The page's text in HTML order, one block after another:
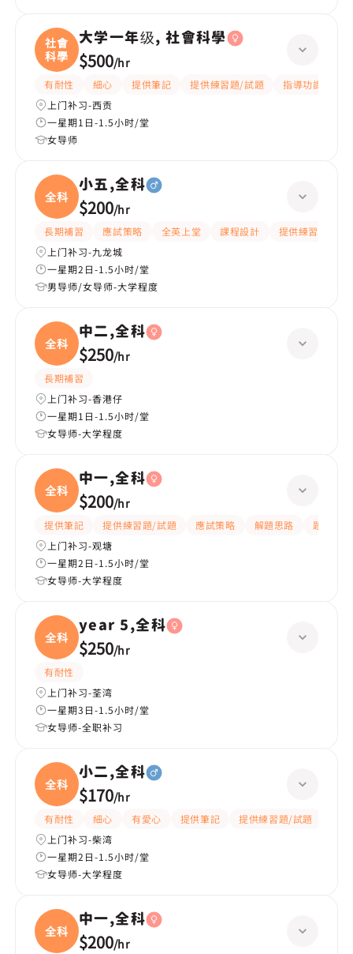
社會
科學
大学一年级, 社會科學
$500/hr
有耐性 細心 提供筆記 提供練習題/試題 指導功課
上门补习-西贡
一星期1日-1.5小时/堂
女导师
全科
小五,全科
$200/hr
長期補習 應試策略 全英上堂 課程設計
提供練習題/試題
上门补习-九龙城
一星期2日-1.5小时/堂
男导师/女导师-大学程度
全科
中二,全科
$250/hr
長期補習
上门补习-香港仔
一星期1日-1.5小时/堂
女导师-大学程度
全科
中一,全科
$200/hr
提供筆記 提供練習題/試題 應試策略 解題思路
題目講解
上门补习-观塘
一星期2日-1.5小时/堂
女导师-大学程度
全科
year 5,全科
$250/hr
有耐性
上门补习-荃湾
一星期3日-1.5小时/堂
女导师-全职补习
全科
小二,全科
$170/hr
有耐性 細心 有愛心 提供筆記 提供練習題/試題
上门补习-柴湾
一星期2日-1.5小时/堂
女导师-大学程度
全科
中一,全科
$200/hr